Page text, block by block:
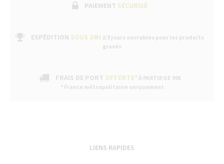
PAIEMENT SÉCURISÉ
EXPÉDITION SOUS 24H 2/3 jours ouvrables pour les produits
gravés
FRAIS DE PORT OFFERTS* À PARTIR DE 99€
* France métropolitaine uniquement
LIENS RAPIDES